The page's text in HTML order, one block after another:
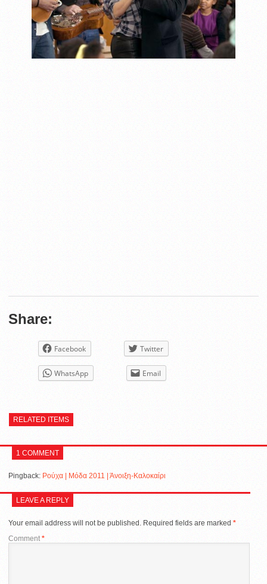
Share:
Facebook Twitter
WhatsApp Email
RELATED ITEMS
1 COMMENT
Pingback: Ρούχα | Μόδα 2011 | Άνοιξη-Καλοκαίρι
LEAVE A REPLY
Your email address will not be published. Required fields are marked *
Comment *